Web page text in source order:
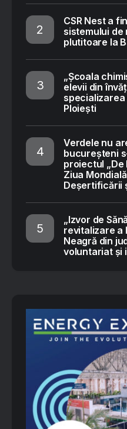
CSR Nest a
sistemului
plutitoare la
„Școala
elevii din
specializarea
Ploiești
Verdele nu
bucureșteni
proiectul „De
Ziua
Deșertificării
„Izvor de
revitalizare a
Neagră din
voluntariat și